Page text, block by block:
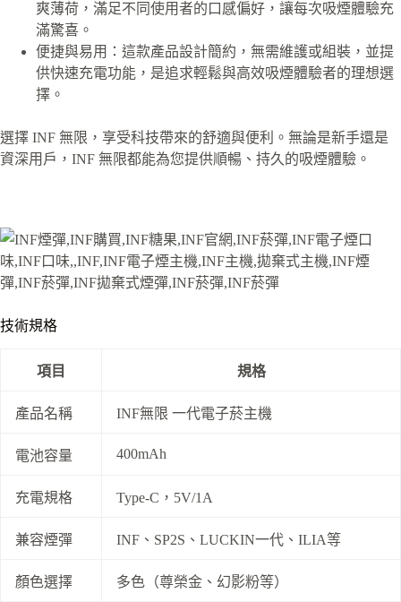
爽薄荷，滿足不同使用者的口感偏好，讓每次吸煙體驗充
滿驚喜。
便捷與易用：這款產品設計簡約，無需維護或組裝，並提
供快速充電功能，是追求輕鬆與高效吸煙體驗者的理想選
擇。
選擇 INF 無限，享受科技帶來的舒適與便利。無論是新手還是
資深用戶，INF 無限都能為您提供順暢、持久的吸煙體驗。
技術規格
項目 規格
產品名稱 INF無限 一代電子菸主機
電池容量 400mAh
充電規格 Type-C，5V/1A
兼容煙彈 INF、SP2S、LUCKIN一代、ILIA等
顏色選擇 多色（尊榮金、幻影粉等）